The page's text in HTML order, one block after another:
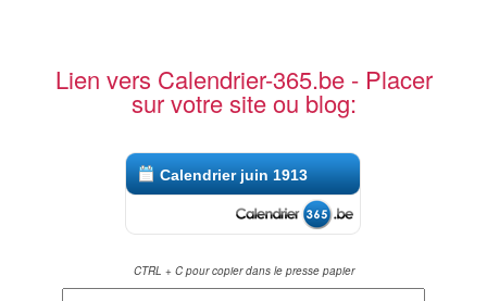
Lien vers Calendrier-365.be - Placer
sur votre site ou blog:
Calendrier juin 1913
CTRL + C pour copier dans le presse papier